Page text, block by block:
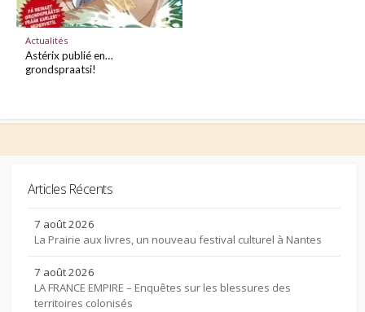
Actualités
Astérix publié en…
grondspraatsi!
Articles Récents
7 août 2026
La Prairie aux livres, un nouveau festival culturel à Nantes
7 août 2026
LA FRANCE EMPIRE – Enquêtes sur les blessures des
territoires colonisés